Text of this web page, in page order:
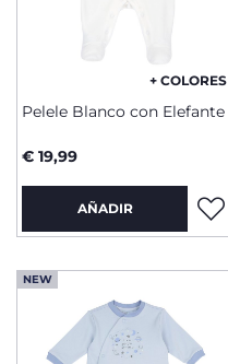
+ COLORES
Pelele Blanco con Elefante
€ 19,99
AÑADIR
NEW